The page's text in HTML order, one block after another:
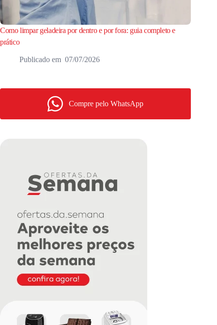
Como limpar geladeira por dentro e por fora: guia completo e
prático
07/07/2026
Compre pelo WhatsApp